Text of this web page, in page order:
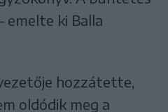
emelte ki Balla
hozzátette,
oldódik meg a